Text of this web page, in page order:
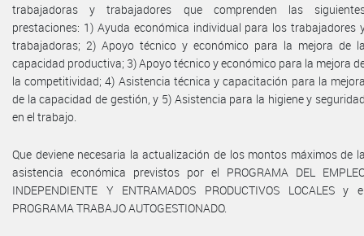
trabajadoras y trabajadores que comprenden las
prestaciones: 1) Ayuda económica individual para los trabajadores
trabajadoras; 2) Apoyo técnico y económico para la mejora de
capacidad productiva; 3) Apoyo técnico y económico para la mejora
la competitividad; 4) Asistencia técnica y capacitación para la
de la capacidad de gestión, y 5) Asistencia para la higiene y
en el trabajo.
Que deviene necesaria la actualización de los montos máximos de
asistencia económica previstos por el PROGRAMA DEL
INDEPENDIENTE Y ENTRAMADOS PRODUCTIVOS LOCALES y
PROGRAMA TRABAJO AUTOGESTIONADO.